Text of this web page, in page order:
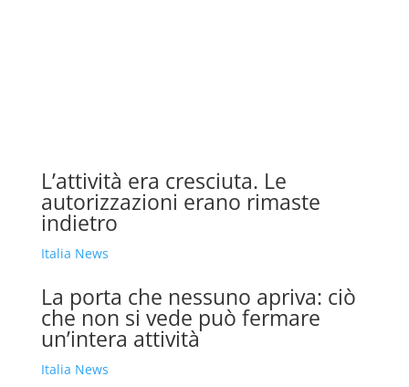
L’attività era cresciuta. Le
autorizzazioni erano rimaste
indietro
Italia News
La porta che nessuno apriva: ciò
che non si vede può fermare
un’intera attività
Italia News